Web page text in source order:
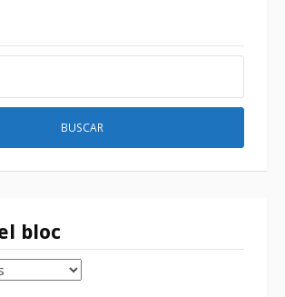
bloc